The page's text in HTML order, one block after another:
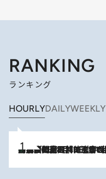
RANKING
ランキング
HOURLYDAILYWEEKLY
2026.8.8
「最後に見られてよかった」上野動物園の東園パンダ舎が解体前に特別公開。8月16日まで延長されたパネル展と共に辿る“半世紀”のパンダ飼育《解体工事の図面あり》